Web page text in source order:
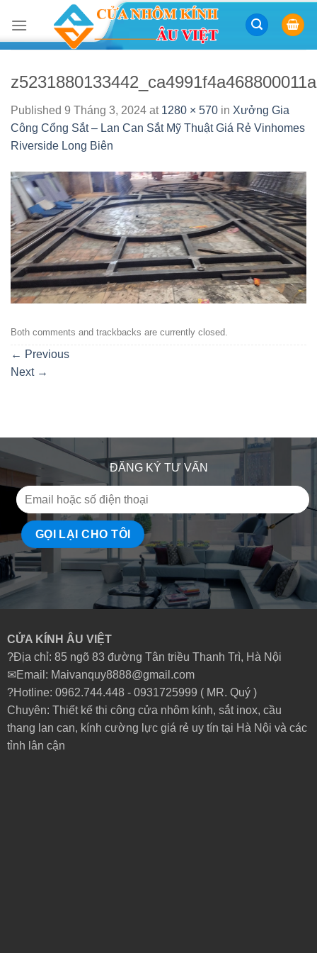
content
Published 9 Tháng 3, 2024 at 1280 × 570 in Xưởng Gia
Công Cổng Sắt – Lan Can Sắt Mỹ Thuật Giá Rẻ Vinhomes
Riverside Long Biên
Both comments and trackbacks are currently closed.
← Previous
Next →
ĐĂNG KÝ TƯ VẤN
CỬA KÍNH ÂU VIỆT
?Địa chỉ: 85 ngõ 83 đường Tân triều Thanh Trì, Hà Nội
✉Email: Maivanquy8888@gmail.com
?Hotline: 0962.744.448 - 0931725999 ( MR. Quý )
Chuyên: Thiết kế thi công cửa nhôm kính, sắt inox, cầu
thang lan can, kính cường lực giá rẻ uy tín tại Hà Nội và các
tỉnh lân cận